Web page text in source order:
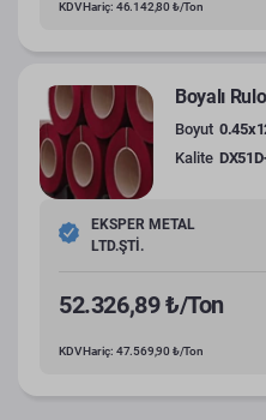
KDV Hariç: 46.142,80 ₺/Ton
Boyalı
Boyut
Kalite
EKSPER METAL
LTD.ŞTİ.
52.326,89 ₺/Ton
KDV Hariç: 47.569,90 ₺/Ton